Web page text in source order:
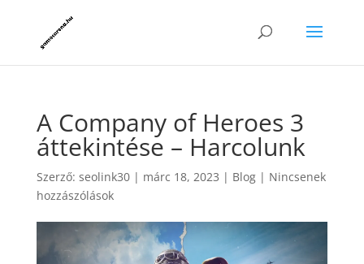
A Company of Heroes 3
áttekintése – Harcolunk
Szerző: seolink30| márc 18, 2023 | Blog| Nincsenek
hozzászólások